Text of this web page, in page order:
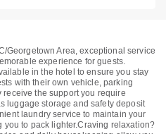
Georgetown Area, exceptional service
experience for guests.
in the hotel to ensure you stay
with their own vehicle, parking
the support you require
luggage storage and safety deposit
laundry service to maintain your
to pack lighter.Craving relaxation?